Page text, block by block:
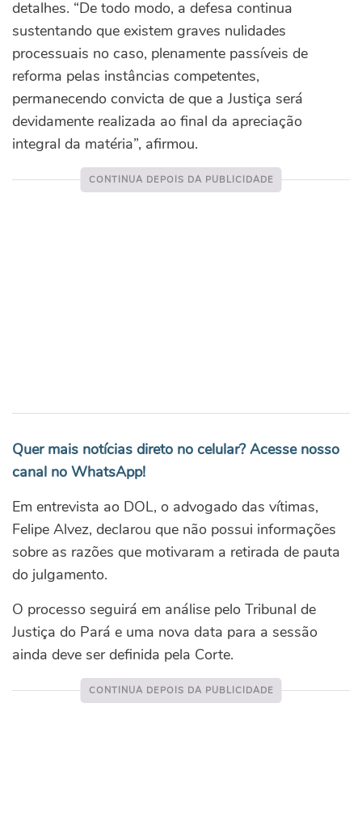
detalhes. “De todo modo, a defesa continua
sustentando que existem graves nulidades
processuais no caso, plenamente passíveis de
reforma pelas instâncias competentes,
permanecendo convicta de que a Justiça será
devidamente realizada ao final da apreciação
integral da matéria”, afirmou.
Quer mais notícias direto no celular? Acesse nosso
canal no WhatsApp!
Em entrevista ao DOL, o advogado das vítimas,
Felipe Alvez, declarou que não possui informações
sobre as razões que motivaram a retirada de pauta
do julgamento.
O processo seguirá em análise pelo Tribunal de
Justiça do Pará e uma nova data para a sessão
ainda deve ser definida pela Corte.